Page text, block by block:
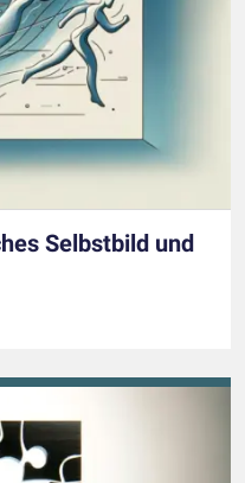
Selbstbild und